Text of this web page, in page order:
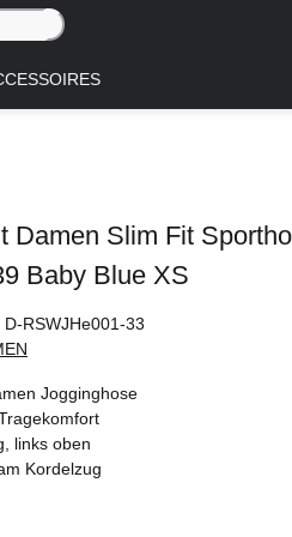
Damen Slim Fit
Baby Blue XS
D-RSWJHe001-33
Jogginghose
links oben
Kordelzug